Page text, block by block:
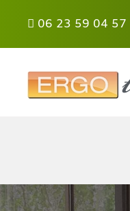
06 23 59 04 57